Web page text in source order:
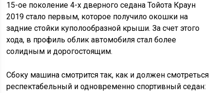
15-ое поколение 4-х дверного седана Тойота Краун
2019 стало первым, которое получило окошки на
задние стойки куполообразной крыши. За счет этого
хода, в профиль облик автомобиля стал более
солидным и дорогостоящим.
Сбоку машина смотрится так, как и должен смотреться
респектабельный и одновременно спортивный седан: